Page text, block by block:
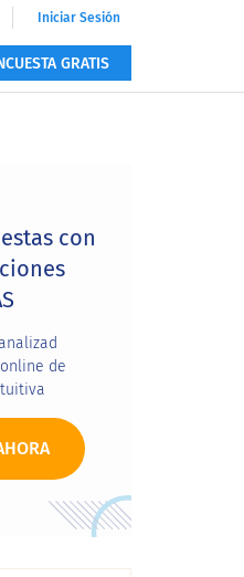
Iniciar Sesión
GRATIS
con
de